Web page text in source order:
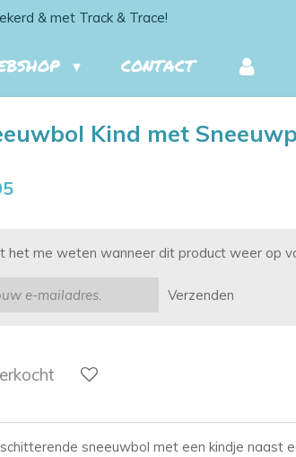
& met Track & Trace!
CONTACT
Kind met
het me weten wanneer dit product weer op
Verzenden
sneeuwbol met een kindje naast